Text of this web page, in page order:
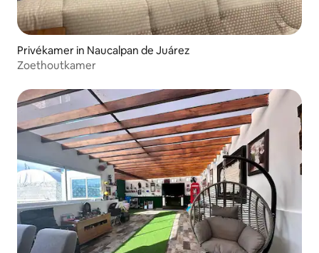
Privékamer in Naucalpan de Juárez
Zoethoutkamer